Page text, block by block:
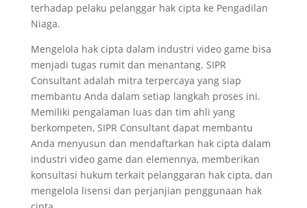
terhadap pelaku pelanggar hak cipta ke Pengadilan
Niaga.
Mengelola hak cipta dalam industri video game bisa
menjadi tugas rumit dan menantang. SIPR
Consultant adalah mitra terpercaya yang siap
membantu Anda dalam setiap langkah proses ini.
Memiliki pengalaman luas dan tim ahli yang
berkompeten, SIPR Consultant dapat membantu
Anda menyusun dan mendaftarkan hak cipta dalam
industri video game dan elemennya, memberikan
konsultasi hukum terkait pelanggaran hak cipta, dan
mengelola lisensi dan perjanjian penggunaan hak